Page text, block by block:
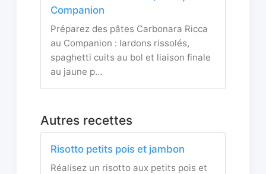
Companion
Préparez des pâtes Carbonara Ricca
au Companion : lardons rissolés,
spaghetti cuits au bol et liaison finale
au jaune p…
Autres recettes
Risotto petits pois et jambon
Réalisez un risotto aux petits pois et